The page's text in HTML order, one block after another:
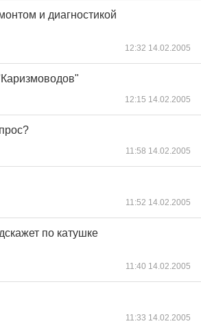
и диагностикой
12:32 14.02.2005
12:15 14.02.2005
11:58 14.02.2005
11:52 14.02.2005
по катушке
11:40 14.02.2005
11:33 14.02.2005